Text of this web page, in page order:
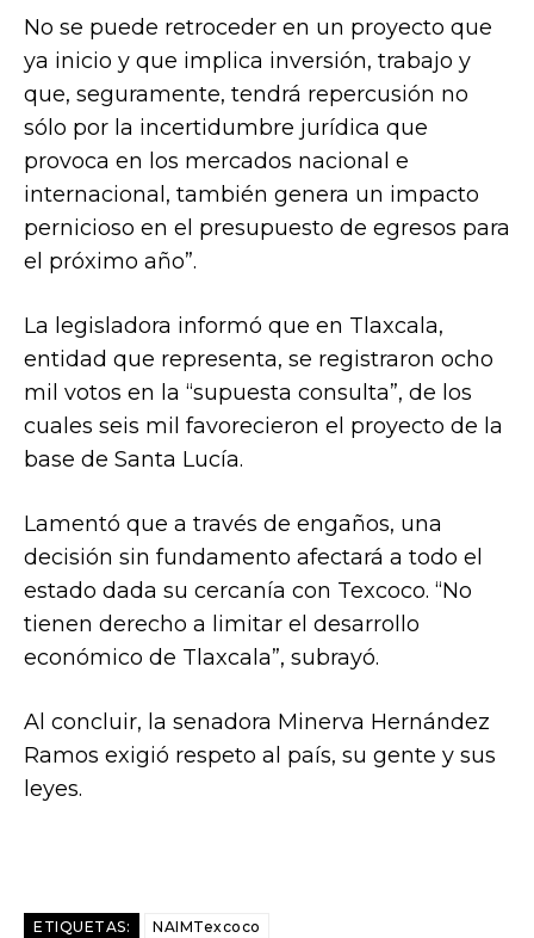
No se puede retroceder en un proyecto que
ya inicio y que implica inversión, trabajo y
que, seguramente, tendrá repercusión no
sólo por la incertidumbre jurídica que
provoca en los mercados nacional e
internacional, también genera un impacto
pernicioso en el presupuesto de egresos para
el próximo año”.
La legisladora informó que en Tlaxcala,
entidad que representa, se registraron ocho
mil votos en la “supuesta consulta”, de los
cuales seis mil favorecieron el proyecto de la
base de Santa Lucía.
Lamentó que a través de engaños, una
decisión sin fundamento afectará a todo el
estado dada su cercanía con Texcoco. “No
tienen derecho a limitar el desarrollo
económico de Tlaxcala”, subrayó.
Al concluir, la senadora Minerva Hernández
Ramos exigió respeto al país, su gente y sus
leyes.
ETIQUETAS:
NAIMTexcoco